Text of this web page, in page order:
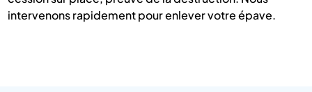
intervenons rapidement pour enlever votre épave.